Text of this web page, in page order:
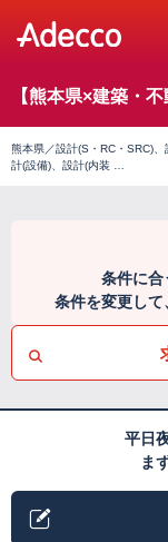
【熊本県×建築・
熊本県／設計(S・RC・SRC)
計(設備)、設計(内装 …
条件に合
条件を変更して
平日
ま